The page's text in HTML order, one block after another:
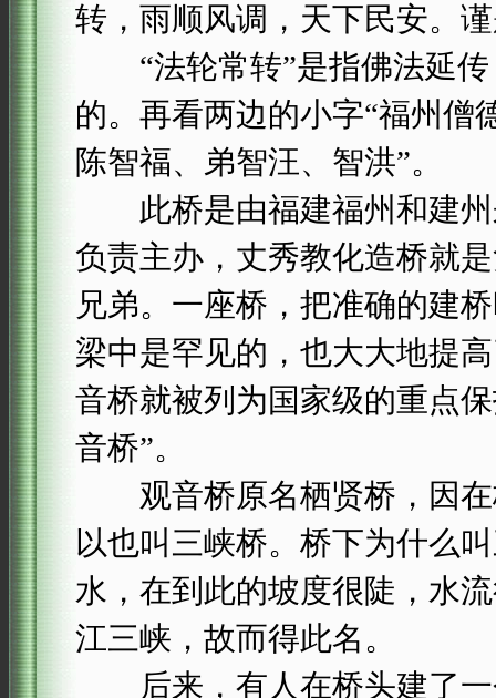
转，雨顺风调，天下民安。
“法轮常转”是指佛法延传
的。再看两边的小字“福州僧
陈智福、弟智汪、智洪”。
此桥是由福建福州和建州
负责主办，丈秀教化造桥就
兄弟。一座桥，把准确的建
梁中是罕见的，也大大地提
音桥就被列为国家级的重点
音桥”。
观音桥原名栖贤桥，因在
以也叫三峡桥。桥下为什么
水，在到此的坡度很陡，水
江三峡，故而得此名。
后来，有人在桥头建了一